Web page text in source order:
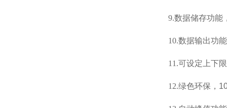
9.数据储存功能
10.数据输出功
11.可设定上下
12.绿色环保，